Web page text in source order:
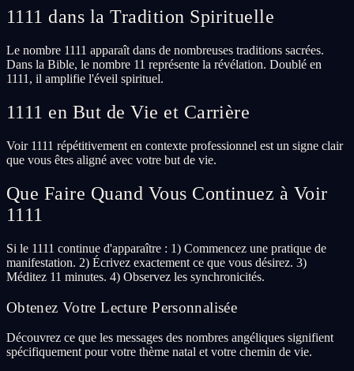
1111 dans la Tradition Spirituelle
Le nombre 1111 apparaît dans de nombreuses traditions sacrées.
Dans la Bible, le nombre 11 représente la révélation. Doublé en
1111, il amplifie l'éveil spirituel.
1111 en But de Vie et Carrière
Voir 1111 répétitivement en contexte professionnel est un signe clair
que vous êtes aligné avec votre but de vie.
Que Faire Quand Vous Continuez à Voir
1111
Si le 1111 continue d'apparaître : 1) Commencez une pratique de
manifestation. 2) Écrivez exactement ce que vous désirez. 3)
Méditez 11 minutes. 4) Observez les synchronicités.
Obtenez Votre Lecture Personnalisée
Découvrez ce que les messages des nombres angéliques signifient
spécifiquement pour votre thème natal et votre chemin de vie.